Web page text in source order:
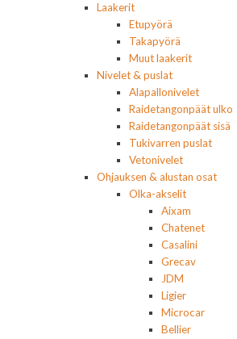
Laakerit
Etupyörä
Takapyörä
Muut laakerit
Nivelet & puslat
Alapallonivelet
Raidetangonpäät ulko
Raidetangonpäät sisä
Tukivarren puslat
Vetonivelet
Ohjauksen & alustan osat
Olka-akselit
Aixam
Chatenet
Casalini
Grecav
JDM
Ligier
Microcar
Bellier